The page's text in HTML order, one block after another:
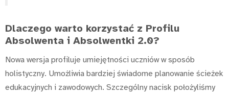
Dlaczego warto korzystać z Profilu
Absolwenta i Absolwentki 2.0?
Nowa wersja profiluje umiejętności uczniów w sposób
holistyczny. Umożliwia bardziej świadome planowanie ścieżek
edukacyjnych i zawodowych. Szczególny nacisk położyliśmy